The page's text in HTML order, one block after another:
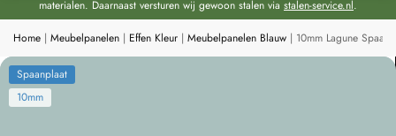
materialen. Daarnaast versturen wij gewoon stalen via stalen-service.nl.
Home | Meubelpanelen | Effen Kleur | Meubelpanelen Blauw | 10mm Lagune
Spaanplaat
10mm